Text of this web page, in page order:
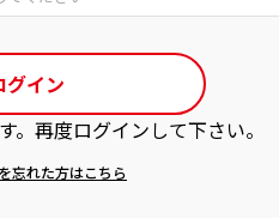
グイン
。再度ログインして下さい。
忘れた方はこちら